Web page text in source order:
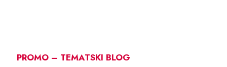
PROMO – TEMATSKI BLOG